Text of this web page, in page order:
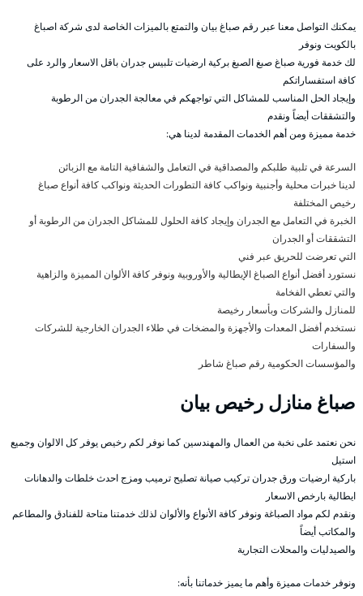
يمكنك التواصل معنا عبر رقم صباغ بيان والتمتع بالميزات الخاصة لدى شركة اصباغ
بالكويت ونوفر
لك خدمة فورية صباغ صبغ الصبغ بركية ارضيات تلبيس جدران باقل الاسعار والرد على
كافة استفساراتكم
وإيجاد الحل المناسب للمشاكل التي تواجهكم في معالجة الجدران من الرطوبة
والتشققات أيضاً ونقدم
خدمة مميزة ومن أهم الخدمات المقدمة لدينا هي:
السرعة في تلبية طلبكم والمصداقية في التعامل والشفافية التامة مع الزبائن
لدينا خبرات محلية وأجنبية ونواكب كافة التطورات الحديثة ونواكب كافة أنواع صباغ
رخيص المختلفة
الخبرة في التعامل مع الجدران وإيجاد كافة الحلول للمشاكل الجدران من الرطوبة أو
التشققات أو الجدران
التي تعرضت للحريق عبر فني
نستورد أفضل أنواع الصباغ الإيطالية والأوروبية ونوفر كافة الألوان المميزة والزاهية
والتي تعطي الفخامة
للمنازل والشركات وبأسعار رخيصة
نستخدم أفضل المعدات والأجهزة والمضخات في طلاء الجدران الخارجية للشركات
والسفارات
والمؤسسات الحكومية رقم صباغ شاطر
صباغ منازل رخيص بيان
نحن نعتمد على نخبة من العمال والمهندسين كما نوفر لكم رخيص يوفر كل الالوان وجميع
استيل
باركية ارضيات ورق جدران تركيب صيانة تصليح ترميب ومزج احدث خلطات والدهانات
ايطالية بارخص الاسعار
ونقدم لكم مواد الصباغة ونوفر كافة الأنواع والألوان لذلك خدمتنا متاحة للفنادق والمطاعم
والمكاتب أيضاً
والصيدليات والمحلات التجارية
ونوفر خدمات مميزة وأهم ما يميز خدماتنا بأنه: